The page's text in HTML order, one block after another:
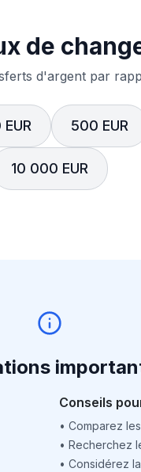
de
d'argent par
500 EUR
10 000 EUR
Conseils
• Comparez
• Recherchez
• Considérez